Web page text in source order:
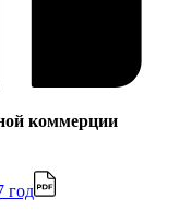
коммерции
год